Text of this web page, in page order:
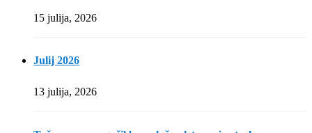
15 julija, 2026
Julij 2026
13 julija, 2026